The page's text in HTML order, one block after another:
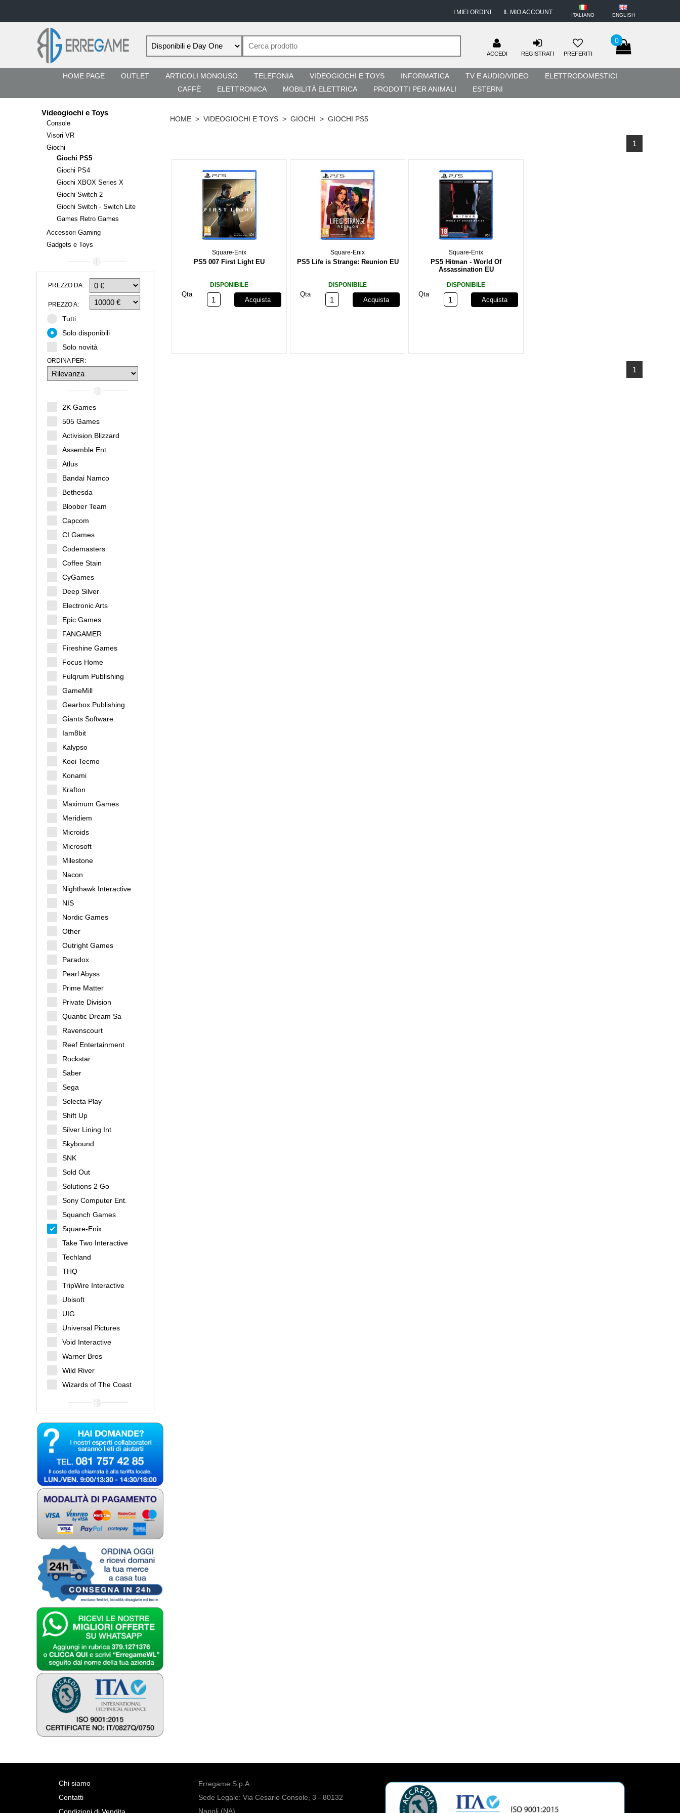
ITALIANO ENGLISH
IL MIO ACCOUNT
I MIEI ORDINI
0
PREFERITI
REGISTRATI
ACCEDI
HOME PAGE OUTLET ARTICOLI MONOUSO TELEFONIA VIDEOGIOCHI E TOYS INFORMATICA TV E AUDIO/VIDEO
ELETTRODOMESTICI
CAFFÈ
ELETTRONICA MOBILITÀ ELETTRICA PRODOTTI PER ANIMALI ESTERNI
Videogiochi e Toys
Console
Visori VR
Giochi
Giochi PS5
Giochi PS4
Giochi XBOX Series X
Giochi Switch 2
Giochi Switch - Switch Lite
Games Retro Games
Accessori Gaming
Gadgets e Toys
PREZZO DA:
PREZZO A:
Tutti
Solo disponibili
Solo novità
ORDINA PER:
2K Games
505 Games
Activision Blizzard
Assemble Ent.
Atlus
Bandai Namco
Bethesda
Bloober Team
Capcom
CI Games
Codemasters
Coffee Stain
CyGames
Deep Silver
Electronic Arts
Epic Games
FANGAMER
Fireshine Games
Focus Home
Fulqrum Publishing
GameMill
Gearbox Publishing
Giants Software
Iam8bit
Kalypso
Koei Tecmo
Konami
Krafton
Maximum Games
Meridiem
Microids
Microsoft
Milestone
Nacon
Nighthawk Interactive
NIS
Nordic Games
Other
Outright Games
Paradox
Pearl Abyss
Prime Matter
Private Division
Quantic Dream Sa
Ravenscourt
Reef Entertainment
Rockstar
Saber
Sega
Selecta Play
Shift Up
Silver Lining Int
Skybound
SNK
Sold Out
Solutions 2 Go
Sony Computer Ent.
Squanch Games
Square-Enix
Take Two Interactive
Techland
THQ
TripWire Interactive
Ubisoft
UIG
Universal Pictures
Void Interactive
Warner Bros
Wild River
Wizards of The Coast
HOME > VIDEOGIOCHI E TOYS > GIOCHI > GIOCHI PS5
1
Square-Enix
PS5 007 First Light EU
DISPONIBILE
Qta
Acquista
Square-Enix
PS5 Life is Strange: Reunion EU
DISPONIBILE
Qta
Acquista
Square-Enix
PS5 Hitman - World Of
Assassination EU
DISPONIBILE
Qta
Acquista
1
Chi siamo
Contatti
Erregame S.p.A.
Sede Legale: Via Cesario Console, 3 - 80132
Napoli (NA)